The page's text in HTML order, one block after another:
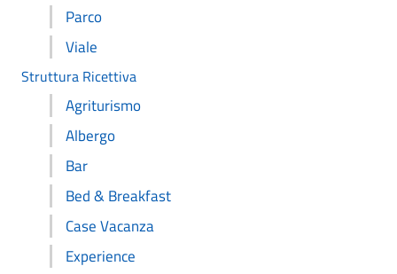
Parco
Viale
Struttura Ricettiva
Agriturismo
Albergo
Bar
Bed & Breakfast
Case Vacanza
Experience